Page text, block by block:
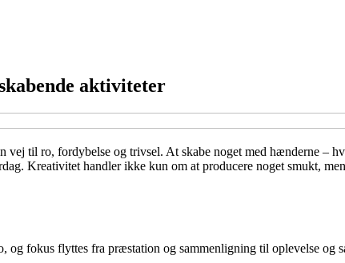
aktiviteter
til ro, fordybelse og trivsel. At skabe noget med hænderne –
Kreativitet handler ikke kun om at producere noget smukt,
fokus flyttes fra præstation og sammenligning til oplevelse og